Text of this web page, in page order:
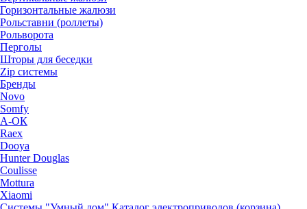
Горизонтальные жалюзи
Рольставни (роллеты)
Рольворота
Перголы
Шторы для беседки
Zip системы
Бренды
Novo
Somfy
А-ОК
Raex
Dooya
Hunter Douglas
Coulisse
Mottura
Xiaomi